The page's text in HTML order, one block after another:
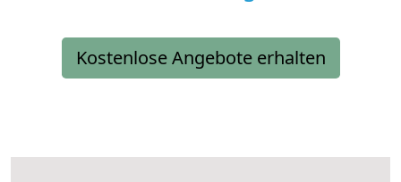
Kostenlose Angebote erhalten